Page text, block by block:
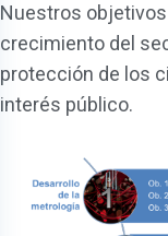
Nuestros objetivos
crecimiento del
protección de los
interés público.